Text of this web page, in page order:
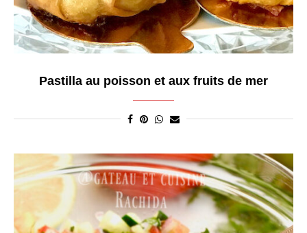
Pastilla au poisson et aux fruits de mer